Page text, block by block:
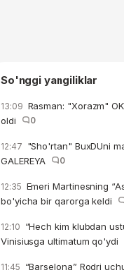
So'nggi yangiliklar
13:09 Rasman: "Xorazm"
oldi
0
12:47 "Sho'rtan" BuxDUni
GALEREYA
0
12:35 Emeri Martinesning
bo'yicha bir qarorga keldi
12:10 “Hech kim klubdan
Vinisiusga ultimatum qo'ydi
11:45 “Barselona” Rodri